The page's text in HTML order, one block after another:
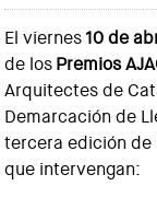
El viernes10 de
de losPremios
Arquitectes de
Demarcación de
tercera edición de
que intervengan: